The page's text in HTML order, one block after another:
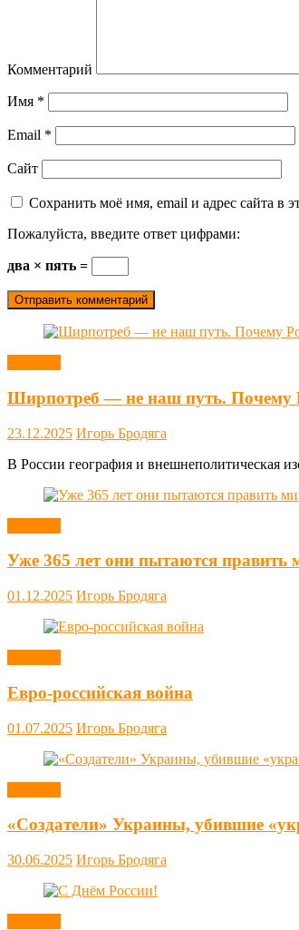
Комментарий
Имя *
Email *
Сайт
Сохранить моё имя, email и адрес сайта в
Пожалуйста, введите ответ цифрами:
два × пять =
Ширпотреб — не наш путь. Почему
23.12.2025 Игорь Бродяга
В России география и внешнеполитическая
Уже 365 лет они пытаются править
01.12.2025 Игорь Бродяга
Евро-российская война
01.07.2025 Игорь Бродяга
«Создатели» Украины, убившие
30.06.2025 Игорь Бродяга